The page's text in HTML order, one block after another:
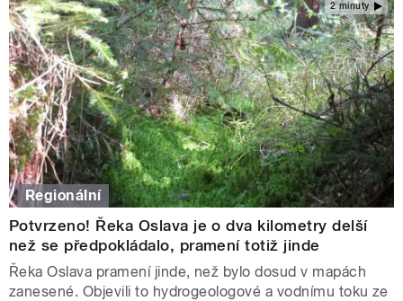
2 minuty
Regionální
Potvrzeno! Řeka Oslava je o dva kilometry delší
než se předpokládalo, pramení totiž jinde
Řeka Oslava pramení jinde, než bylo dosud v mapách
zanesené. Objevili to hydrogeologové a vodnímu toku ze